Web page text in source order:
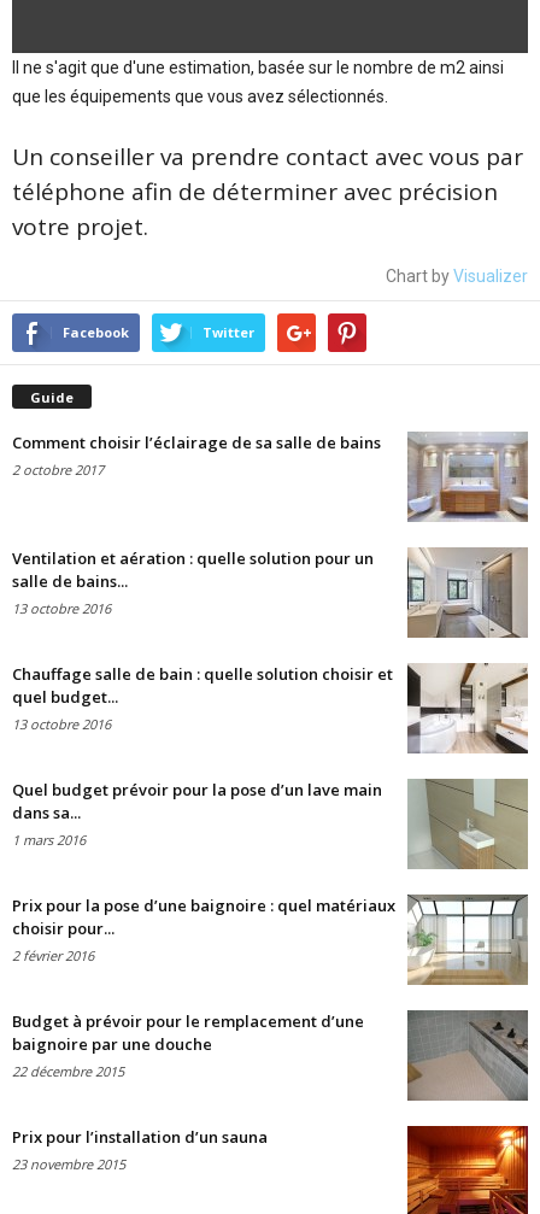
Il ne s'agit que d'une estimation, basée sur le nombre de m2 ainsi
que les équipements que vous avez sélectionnés.
Un conseiller va prendre contact avec vous par
téléphone afin de déterminer avec précision
votre projet.
Chart byVisualizer
Facebook Twitter
Guide
Comment choisir l’éclairage de sa salle de bains
2 octobre 2017
Ventilation et aération : quelle solution pour un
salle de bains...
13 octobre 2016
Chauffage salle de bain : quelle solution choisir et
quel budget...
13 octobre 2016
Quel budget prévoir pour la pose d’un lave main
dans sa...
1 mars 2016
Prix pour la pose d’une baignoire : quel matériaux
choisir pour...
2 février 2016
Budget à prévoir pour le remplacement d’une
baignoire par une douche
22 décembre 2015
Prix pour l’installation d’un sauna
23 novembre 2015